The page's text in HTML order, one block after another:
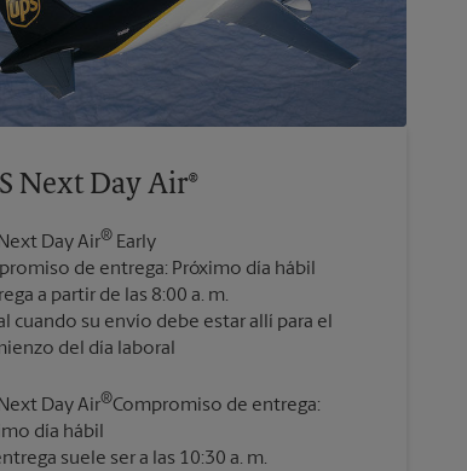
Next Day Air®
Day Air®Early
de entrega: Próximo día hábil
a partir de las 8:00 a. m.
cuando su envío debe estar allí para el
Day Air®Compromiso de entrega:
día hábil
suele ser a las 10:30 a. m.